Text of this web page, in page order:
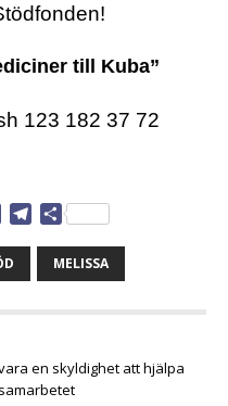
till Kuba”
123 182 37 72
a
i
e
m
D
l
a
MELISSA
en skyldighet att hjälpa